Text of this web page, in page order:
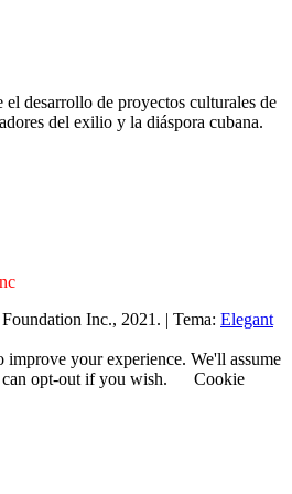
desarrollo de proyectos culturales de
del exilio y la diáspora cubana.
Inc., 2021. | Tema: Elegant
improve your experience. We'll assume
opt-out if you wish.
Cookie